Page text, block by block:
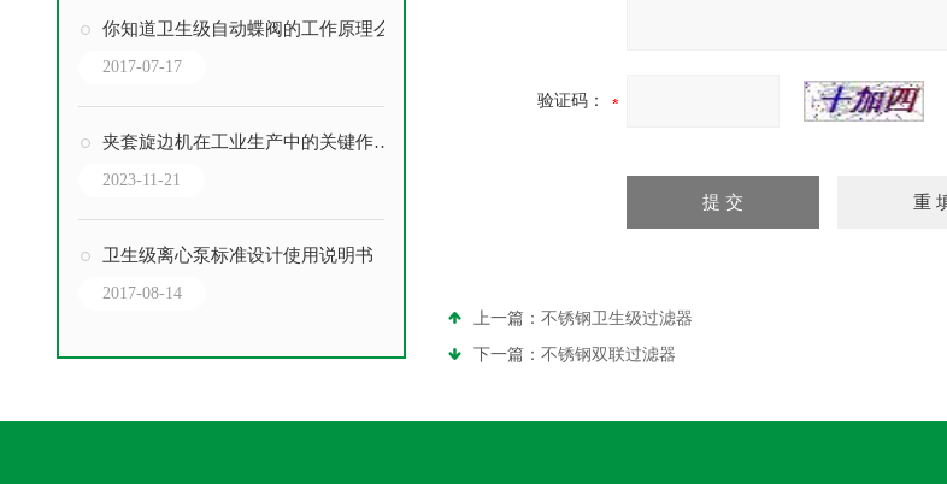
你知道卫生级自动蝶阀的工作原理么
2017-07-17
夹套旋边机在工业生产中的关键作用及应用
2023-11-21
卫生级离心泵标准设计使用说明书
2017-08-14
验证码：
上一篇： 不锈钢卫生级过滤器
下一篇： 不锈钢双联过滤器